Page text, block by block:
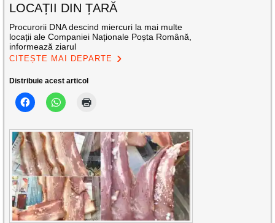
LOCAȚII DIN ȚARĂ
Procurorii DNA descind miercuri la mai multe
locații ale Companiei Naționale Poșta Română,
informează ziarul
CITEȘTE MAI DEPARTE
Distribuie acest articol